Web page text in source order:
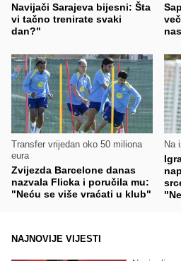
Navijači Sarajeva bijesni: Šta
vi tačno trenirate svaki
dan?"
Transfer vrijedan oko 50 miliona
eura
Zvijezda Barcelone danas
nazvala Flicka i poručila mu:
"Neću se više vraćati u klub"
Na
NAJNOVIJE VIJESTI